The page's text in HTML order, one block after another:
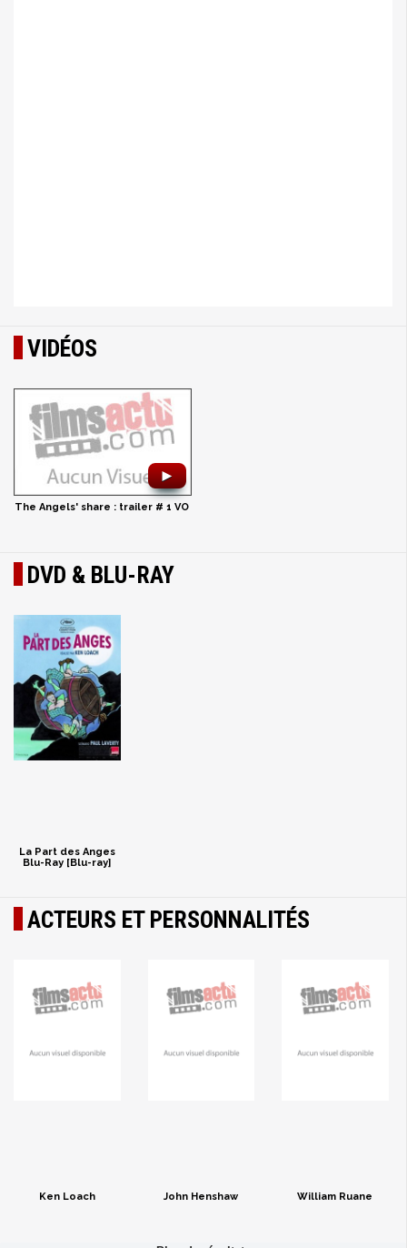
VIDÉOS
►
The Angels' share : trailer # 1 VO
DVD & BLU-RAY
La Part des Anges
Blu-Ray [Blu-ray]
ACTEURS ET PERSONNALITÉS
Ken Loach John Henshaw William Ruane